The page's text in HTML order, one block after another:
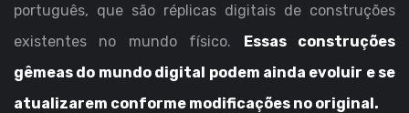
português, que são réplicas digitais de construções
existentes no mundo físico. Essas construções
gêmeas do mundo digital podem ainda evoluir e se
atualizarem conforme modificações no original.